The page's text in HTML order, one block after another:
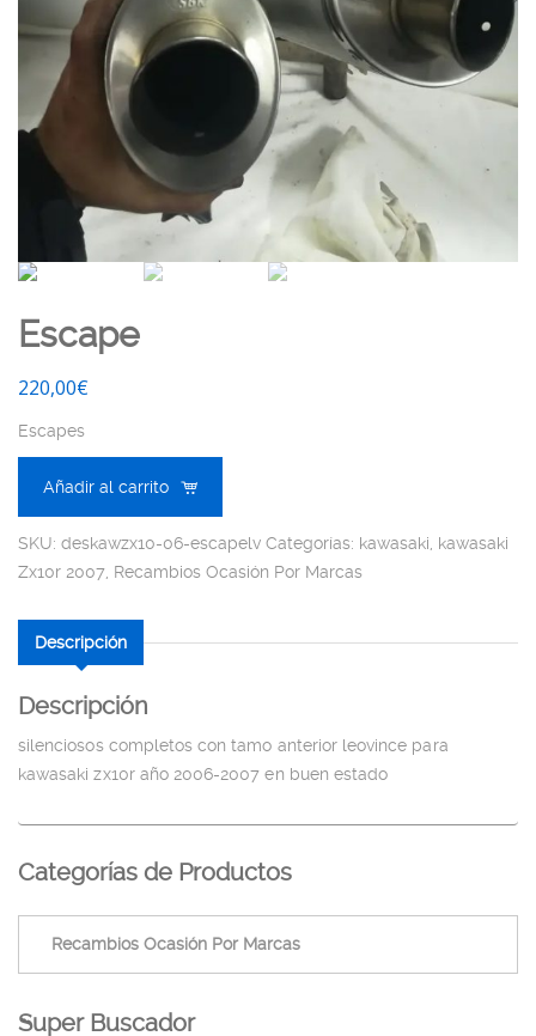
Escape
220,00€
Escapes
Añadir al carrito
SKU: deskawzx10-06-escapelv Categorías: kawasaki kawasaki
Zx10r 2007 Recambios Ocasión Por Marcas
Descripción
Descripción
silenciosos completos con tamo anterior leovince para
kawasaki zx10r año 2006-2007 en buen estado
Categorías de Productos
Super Buscador